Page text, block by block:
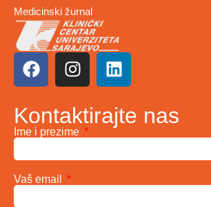
Medicinski žurnal
Kontaktirajte nas
Ime i prezime
Vaš email